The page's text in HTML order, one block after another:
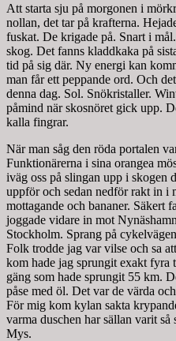
Att starta sju på morgonen i
nollan, det tar på krafterna.
fuskat. De krigade på. Snart i
skog. Det fanns kladdkaka på
tid på sig där. Ny energi kan
man får ett peppande ord. Och
denna dag. Sol. Snökristaller.
påmind när skosnöret gick upp.
kalla fingrar.
När man såg den röda portalen
Funktionärerna i sina orangea
iväg oss på slingan upp i skogen
uppför och sedan nedför rakt in i
mottagande och bananer. Säkert
joggade vidare in mot
Stockholm. Sprang på
Folk trodde jag var vilse och sa
kom hade jag sprungit exakt
gäng som hade sprungit 55 km.
påse med öl. Det var de värda
För mig kom kylan sakta
varma duschen har sällan varit
Mys.